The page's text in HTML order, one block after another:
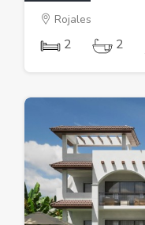
Rojales
2 2